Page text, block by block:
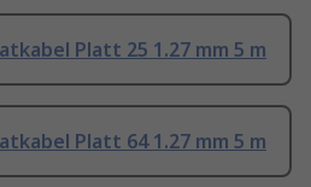
Platt 25 1.27 mm 5 m
Platt 64 1.27 mm 5 m